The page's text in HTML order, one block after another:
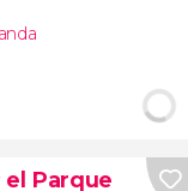
Parque